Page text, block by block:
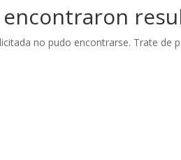
encontraron
no pudo encontrarse. Trate de